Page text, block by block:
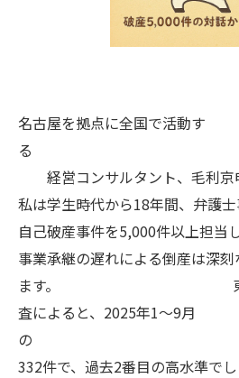
名古屋を拠点に全国で活動す
経営コンサルタント、毛利京
私は学生時代から18年間、弁護士
自己破産事件を5,000件以上担当
事業承継の遅れによる倒産は深
ます。 東京商工
査によると、2025年1〜9月
の 「後継者
332件で、過去2番目の高水準でし